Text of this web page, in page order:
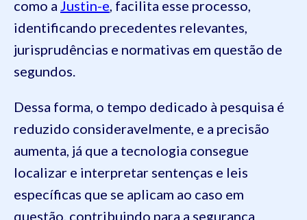
como a Justin-e , facilita esse processo,
identificando precedentes relevantes,
jurisprudências e normativas em questão de
segundos.
Dessa forma, o tempo dedicado à pesquisa é
reduzido consideravelmente, e a precisão
aumenta, já que a tecnologia consegue
localizar e interpretar sentenças e leis
específicas que se aplicam ao caso em
questão, contribuindo para a segurança